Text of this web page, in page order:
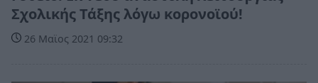
Σχολικής Τάξης λόγω κορονοϊού!
26 Μαϊος 2021 09:32